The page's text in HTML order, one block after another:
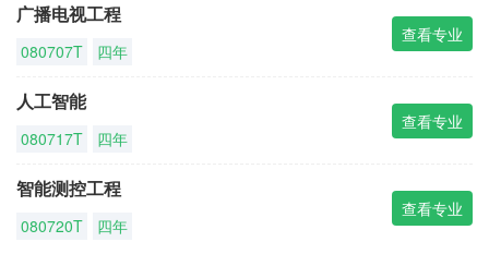
广播电视工程
080707T 四年
查看专业
人工智能
080717T 四年
查看专业
智能测控工程
080720T 四年
查看专业